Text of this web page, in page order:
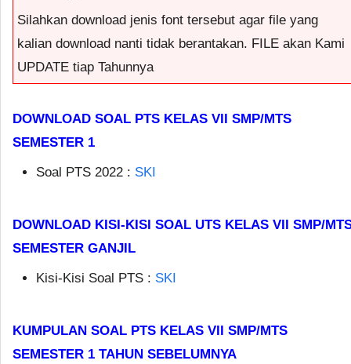
Silahkan download jenis font tersebut agar file yang
kalian download nanti tidak berantakan. FILE akan Kami
UPDATE tiap Tahunnya
DOWNLOAD SOAL PTS KELAS VII SMP/MTS
SEMESTER 1
Soal PTS 2022 : SKI
DOWNLOAD KISI-KISI SOAL UTS KELAS VII SMP/
SEMESTER GANJIL
Kisi-Kisi Soal PTS : SKI
KUMPULAN SOAL PTS KELAS VII SMP/MTS
SEMESTER 1 TAHUN SEBELUMNYA